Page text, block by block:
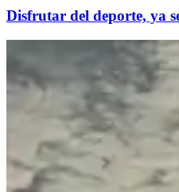
Disfrutar del deporte, ya